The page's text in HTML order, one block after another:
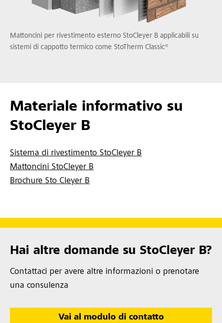
Mattoncini per rivestimento esterno StoCleyer B applicabili su
sistemi di cappotto termico come StoTherm Classic®
Materiale informativo su
StoCleyer B
Sistema di rivestimento StoCleyer B
Mattoncini StoCleyer B
Brochure Sto Cleyer B
Hai altre domande su StoCleyer B?
Contattaci per avere altre informazioni o prenotare
una consulenza
Vai al modulo di contatto